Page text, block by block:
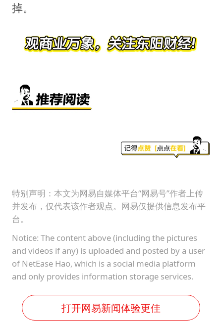
掉。
特别声明：本文为网易自媒体平台“网易号”作者上传
并发布，仅代表该作者观点。网易仅提供信息发布平
台。
Notice: The content above (including the pictures
and videos if any) is uploaded and posted by a user
of NetEase Hao, which is a social media platform
and only provides information storage services.
打开网易新闻体验更佳